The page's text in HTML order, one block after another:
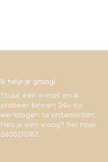
Ik help je graag!
Stuur een e-mail en ik
probeer binnen 24u op
werkdagen te antwoorden.
Heb je een vraag? Bel naar
0630210762